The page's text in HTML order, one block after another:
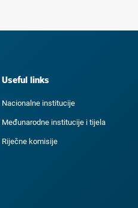
Useful links
Nacionalne institucije
Međunarodne institucije i tijela
Riječne komisije